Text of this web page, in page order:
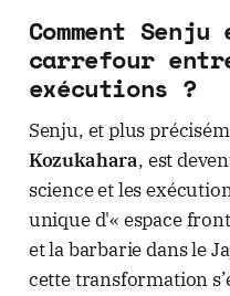
Comment
carrefour
exécutions ?
Senju, et plus
Kozukahara, est
science et les
unique d'« espace
et la barbarie dans le
cette transformation